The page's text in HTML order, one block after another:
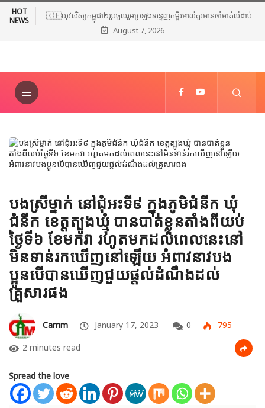
HOT
NEWS
🇰🇭យុវសិស្សកម្ពុជា២រូបចូលរួមប្រឡងទន្ទេញគម្ពីរអាល់គូរអានចាំមាត់លំដាប់
ពិភពលោក លើកទី៤៦ នៅទីក្រុងម៉ាក់កះ ប្រទេសអារ៉ាប៊ីសាអូឌីត
August 7, 2026
បងស្រីម្នាក់ នៅជុំអះទី៩ ក្នុងភូមិជំនីក ឃុំ
ជំនីក ខេត្តត្បូងឃ្មុំ បានបាត់ខ្លួនតាំងពីយប់
ថ្ងៃទី៦ ខែមករា រហូតមកដល់ពេលនេះនៅ
មិនទាន់រកឃើញនៅឡើយ អំពាវនាវបង
ប្អូនបើបានឃើញជួយផ្តល់ដំណឹងដល់
គ្រួសារផង
Camm January 17, 2023 0
795
2 minutes read
Spread the love